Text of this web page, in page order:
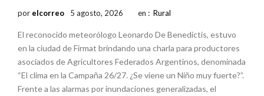
por elcorreo 5 agosto, 2026 en : Rural
El reconocido meteorólogo Leonardo De Benedictis, estuvo
en la ciudad de Firmat brindando una charla para productores
asociados de Agricultores Federados Argentinos, denominada
“El clima en la Campaña 26/27. ¿Se viene un Niño muy fuerte?”.
Frente a las alarmas por inundaciones generalizadas, el